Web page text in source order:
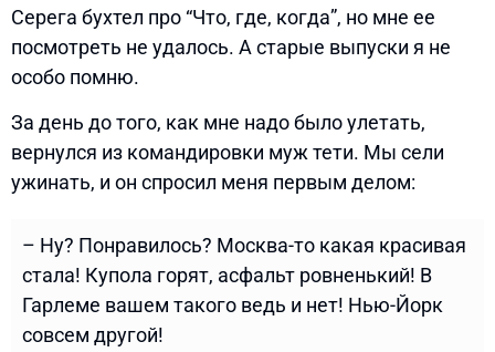
Серега бухтел про “Что, где, когда”, но мне ее
посмотреть не удалось. А старые выпуски я не
особо помню.
За день до того, как мне надо было улетать,
вернулся из командировки муж тети. Мы сели
ужинать, и он спросил меня первым делом:
– Ну? Понравилось? Москва-то какая красивая
стала! Купола горят, асфальт ровненький! В
Гарлеме вашем такого ведь и нет! Нью-Йорк
совсем другой!